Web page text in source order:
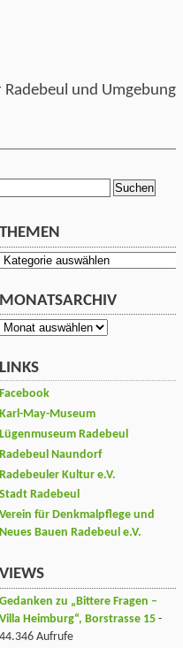
und Umgebung
THEMEN
Themen
MONATSARCHIV
Monatsarchiv
LINKS
Facebook
Karl-May-Museum
Lügenmuseum Radebeul
Radebeul Naundorf
Radebeuler Kultur e.V.
Stadt Radebeul
Verein für Denkmalpflege und
Neues Bauen Radebeul e.V.
VIEWS
Gedanken zu „Bittere Fragen –
Villa Heimburg“, Borstrasse 15 -
44.346 Aufrufe